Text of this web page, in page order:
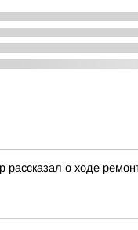
рассказал о ходе